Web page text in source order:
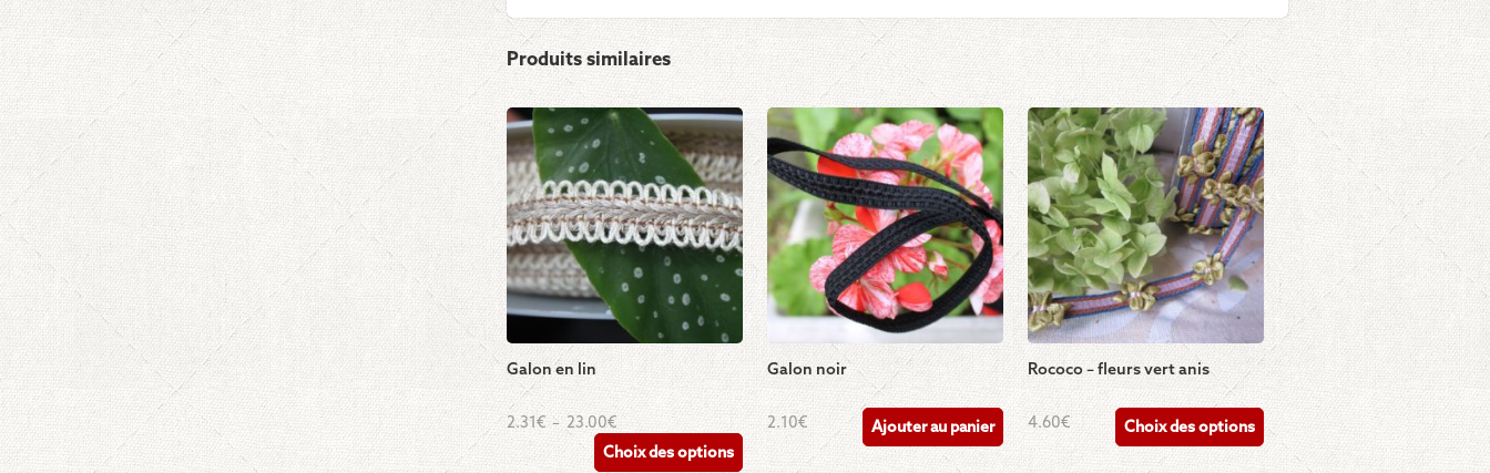
Produits similaires
Galon en lin
2.31€– 23.00€Plage
de
prix :
Choix des options
Ce
produit
Galon noir
2.10€ Ajouter au panier
Rococo – fleurs vert anis
4.60€ Choix des options
Ce
produit